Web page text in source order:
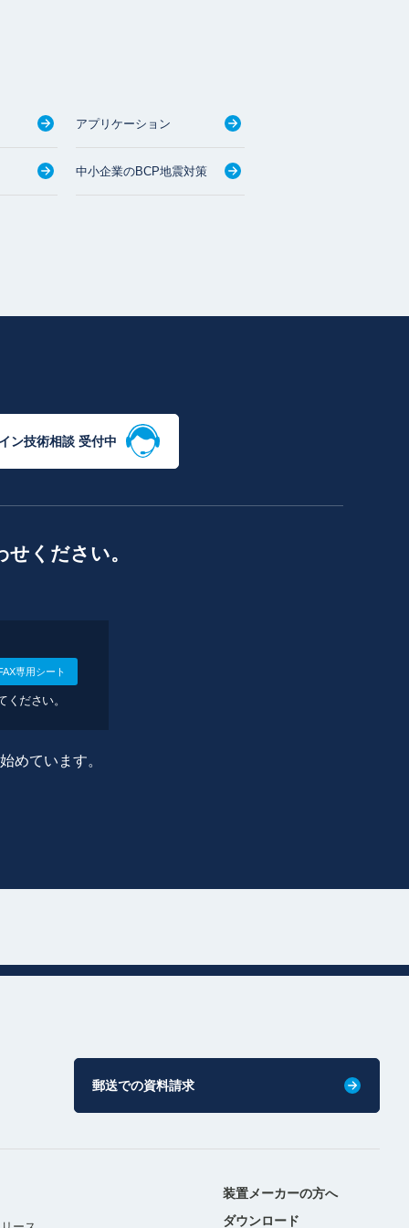
アプリケーション
中小企業のBCP地震対策
ン技術相談 受付中
ください。
専用シート
ださい。
めています。
郵送での資料請求
装置メーカーの方へ
ダウンロード